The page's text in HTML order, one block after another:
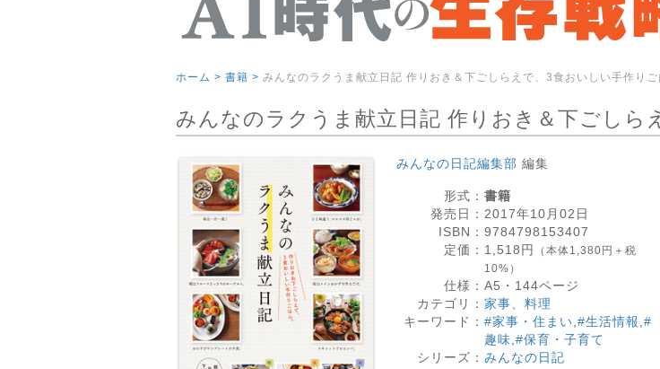
ホーム > 書籍 > みんなのラクうま献立日記 作りおき＆下ごしらえで、3食おいしい手作りご
みんなのラクうま献立日記 作りおき＆下ごしら
みんなの日記編集部 編集
形式： 書籍
発売日： 2017年10月02日
ISBN： 9784798153407
定価： 1,518 円
（本体1,380円＋税
10%）
仕様： A5・ 144ページ
カテゴリ： 家事、料理
キーワード： #家事・住まい #生活情報 #
趣味 #保育・子育て
シリーズ： みんなの日記